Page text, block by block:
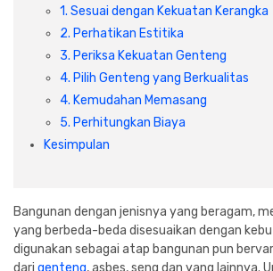
Cat dan Kimia
Saniter
1. Sesuai dengan Kekuatan Kerangka
2. Perhatikan Estitika
3. Periksa Kekuatan Genteng
4. Pilih Genteng yang Berkualitas
4. Kemudahan Memasang
5. Perhitungkan Biaya
Kesimpulan
Bangunan dengan jenisnya yang beragam,
yang berbeda-beda disesuaikan dengan
digunakan sebagai atap bangunan pun
dari genteng, asbes, seng dan yang lainnya.